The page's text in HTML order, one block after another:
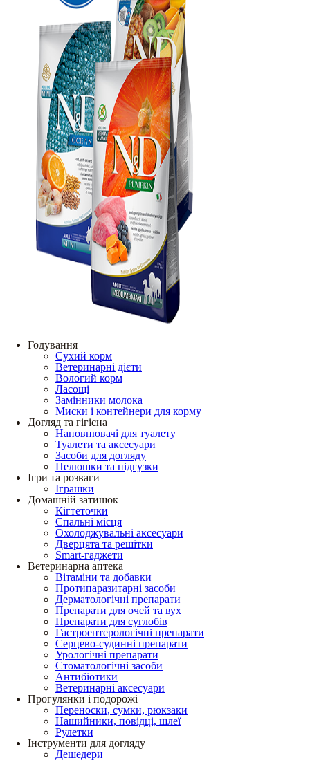
Годування
Сухий корм
Ветеринарні дієти
Вологий корм
Ласощі
Замінники молока
Миски і контейнери для корму
Догляд та гігієна
Наповнювачі для туалету
Туалети та аксесуари
Засоби для догляду
Пелюшки та підгузки
Ігри та розваги
Іграшки
Домашній затишок
Кігтеточки
Спальні місця
Охолоджувальні аксесуари
Дверцята та решітки
Smart-гаджети
Ветеринарна аптека
Вітаміни та добавки
Протипаразитарні засоби
Дерматологічні препарати
Препарати для очей та вух
Препарати для суглобів
Гастроентерологічні препарати
Серцево-судинні препарати
Урологічні препарати
Стоматологічні засоби
Антибіотики
Ветеринарні аксесуари
Прогулянки і подорожі
Переноски, сумки, рюкзаки
Нашийники, повідці, шлеї
Рулетки
Інструменти для догляду
Дешедери